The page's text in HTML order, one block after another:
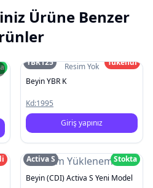
Ürüne Benzer
Resim Yok
YBR125
Tükendi
Beyin YBR K
Kd:1995
Giriş yapınız
Resim Yüklenemedi
Activa S
Stokta
Beyin (CDI) Activa S Yeni Model